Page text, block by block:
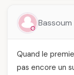
Bassoum
Quand le
pas encore un